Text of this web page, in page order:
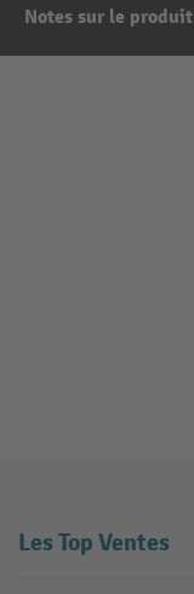
Notes sur le produit
Les Top Ventes